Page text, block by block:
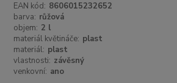
EAN kód: 8606015232652
barva: růžová
objem: 2 l
materiál květináče: plast
materiál: plast
vlastnosti: závěsný
venkovní: ano